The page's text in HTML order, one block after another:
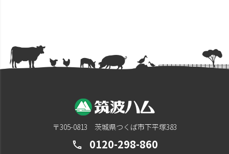
〒305-0813 茨城県つくば市下平塚383
call 0120-298-860